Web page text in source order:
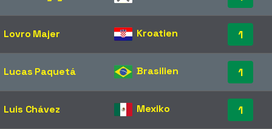
Lovro Majer Kroatien 1
Lucas Paquetá Brasilien 1
Luis Chávez Mexiko 1